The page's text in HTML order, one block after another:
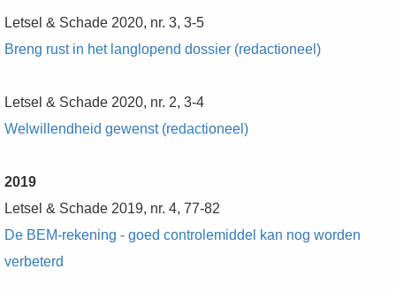
Letsel & Schade 2020, nr. 3, 3-5
Breng rust in het langlopend dossier (redactioneel)
Letsel & Schade 2020, nr. 2, 3-4
Welwillendheid gewenst (redactioneel)
2019
Letsel & Schade 2019, nr. 4, 77-82
De BEM-rekening - goed controlemiddel kan nog worden
verbeterd